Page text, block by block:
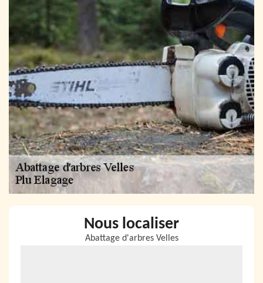
Nous localiser
Abattage d'arbres Velles